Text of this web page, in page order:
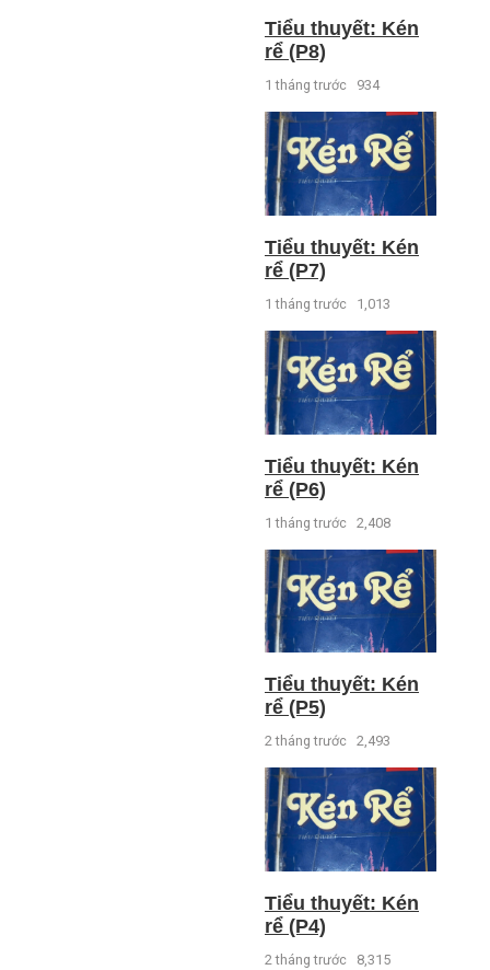
Tiểu thuyết: Kén
rể (P8)
1 tháng trước 934
Tiểu thuyết: Kén
rể (P7)
1 tháng trước 1,013
Tiểu thuyết: Kén
rể (P6)
1 tháng trước 2,408
Tiểu thuyết: Kén
rể (P5)
2 tháng trước 2,493
Tiểu thuyết: Kén
rể (P4)
2 tháng trước 8,315